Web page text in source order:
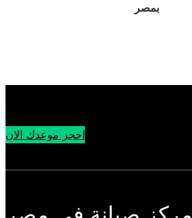
بمصر
احجز موعدك الان